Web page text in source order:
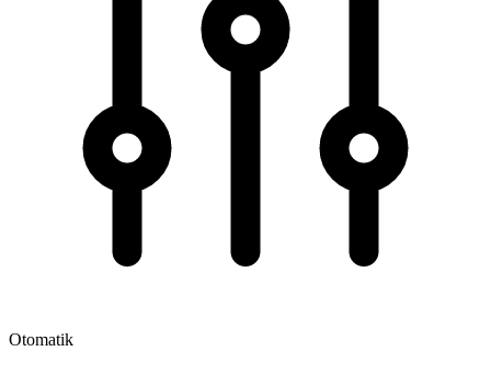
Otomatik